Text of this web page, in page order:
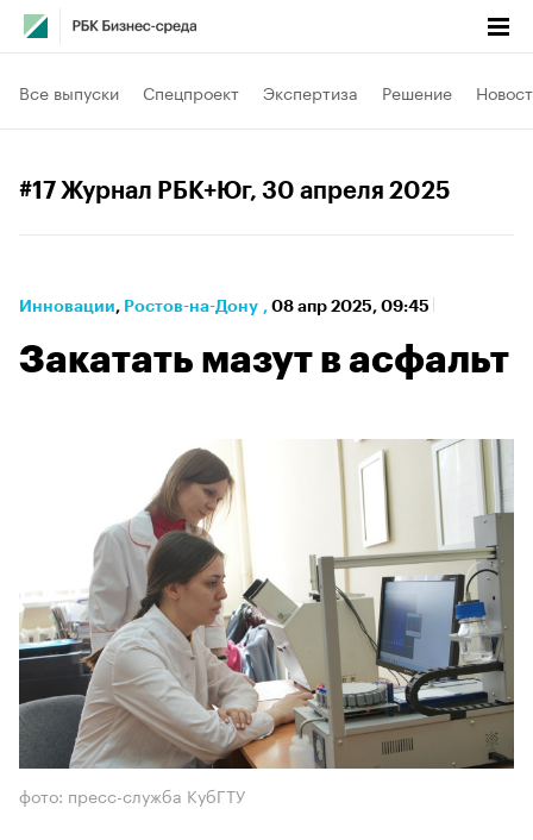
Все выпуски Спецпроект Экспертиза Решение
#17 Журнал РБК+Юг, 30 апреля 2025
Инновации⁠, Ростов-на-Дону , 08 апр 2025, 09:45
Закатать мазут в асфальт
фото: пресс-служба КубГТУ